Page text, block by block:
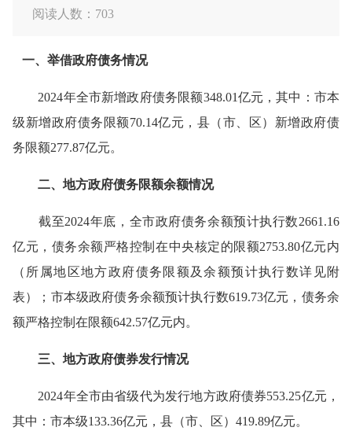
阅读人数： 703
一、举借政府债务情况
2024年全市新增政府债务限额348.01亿元，其中：市本
级新增政府债务限额70.14亿元，县（市、区）新增政府债
务限额277.87亿元。
二、地方政府债务限额余额情况
截至2024年底，全市政府债务余额预计执行数2661.16
亿元，债务余额严格控制在中央核定的限额2753.80亿元内
（所属地区地方政府债务限额及余额预计执行数详见附
表）；市本级政府债务余额预计执行数619.73亿元，债务余
额严格控制在限额642.57亿元内。
三、地方政府债券发行情况
2024年全市由省级代为发行地方政府债券553.25亿元，
其中：市本级133.36亿元，县（市、区） 419.89亿元。